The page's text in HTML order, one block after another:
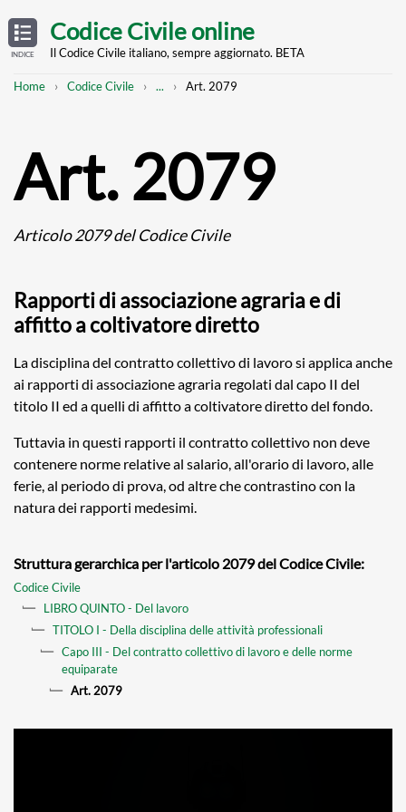
TABLE
OF
CONTENTS
INDICE
main
Codice Civile online
Il Codice Civile italiano, sempre aggiornato. BETA
Breadcrumb
Home Codice Civile
Mostra
... Art. 2079
Art. 2079
Articolo 2079 del Codice Civile
Rapporti di associazione agraria e di
affitto a coltivatore diretto
La disciplina del contratto collettivo di lavoro si applica anche
ai rapporti di associazione agraria regolati dal capo II del
titolo II ed a quelli di affitto a coltivatore diretto del fondo.
Tuttavia in questi rapporti il contratto collettivo non deve
contenere norme relative al salario, all'orario di lavoro, alle
ferie, al periodo di prova, od altre che contrastino con la
natura dei rapporti medesimi.
Struttura gerarchica per l'articolo 2079 del Codice Civile:
Codice Civile
LIBRO QUINTO - Del lavoro
TITOLO I - Della disciplina delle attività professionali
Capo III - Del contratto collettivo di lavoro e delle norme
equiparate
Art. 2079